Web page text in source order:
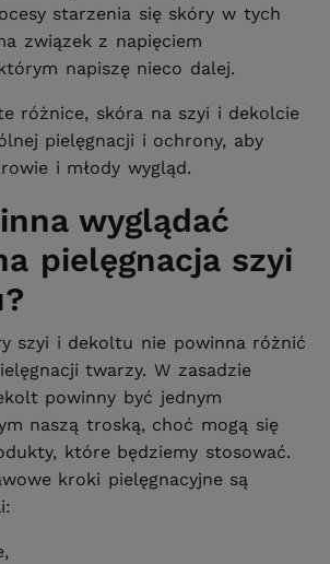
starzenia się skóry w tych
związek z napięciem
napiszę nieco dalej.
różnice, skóra na szyi i dekolcie
pielęgnacji i ochrony, aby
i młody wygląd.
wyglądać
pielęgnacja szyi
szyi i dekoltu nie powinna różnić
twarzy. W zasadzie
powinny być jednym
naszą troską, choć mogą się
które będziemy stosować.
kroki pielęgnacyjne są